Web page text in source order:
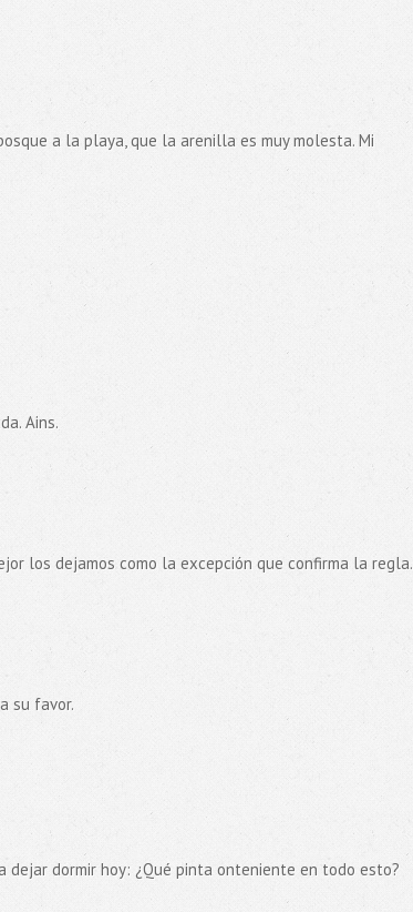
a la playa, que la arenilla es muy molesta. Mi
Ains.
los dejamos como la excepción que confirma la regla.
su favor.
dejar dormir hoy: ¿Qué pinta onteniente en todo esto?